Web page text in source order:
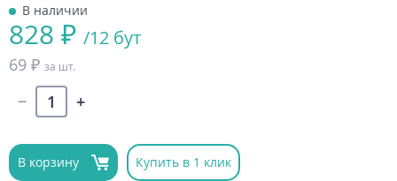
В наличии
828 ₽ /12 бут
69 ₽ за шт.
В корзину Купить в 1 клик